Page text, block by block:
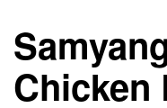
Chicken